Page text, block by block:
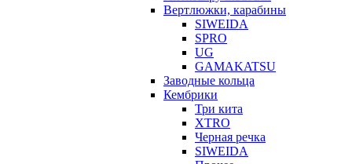
Вертлюжки, карабины
SIWEIDA
SPRO
UG
GAMAKATSU
Заводные кольца
Кембрики
Три кита
XTRO
Черная речка
SIWEIDA